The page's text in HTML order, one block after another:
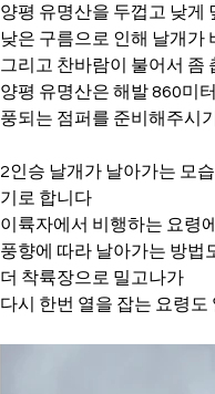
양평 유명산을 두껍고 낮게
낮은 구름으로 인해 날개가
그리고 찬바람이 불어서 좀
양평 유명산은 해발 860미
풍되는 점퍼를 준비해주시
2인승 날개가 날아가는 모
기로 합니다
이륙자에서 비행하는 요령
풍향에 따라 날아가는 방법
더 착륙장으로 밀고나가
다시 한번 열을 잡는 요령